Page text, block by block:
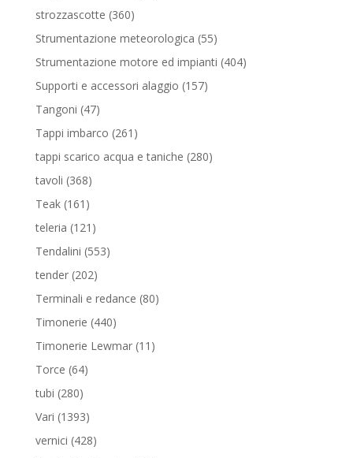
strozzascotte 360360
prodotti
Strumentazione meteorologica 5555
prodotti
Strumentazione motore ed impianti 404404
Supporti e accessori alaggio 157157
Tangoni 4747
prodotti
Tappi imbarco 261 261
prodotti
tappi scarico acqua e taniche 280280
tavoli 368368
prodotti
Teak 161 161
prodotti
teleria 121 121
prodotti
Tendalini 553553
tender 202202
prodotti
Terminali e redance 8080
Timonerie 440440
prodotti
Timonerie Lewmar 11 11
Torce 6464
tubi 280280
prodotti
Vari 13931393
prodotti
vernici 428428